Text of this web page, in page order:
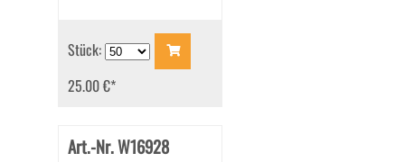
Stück:
25.00 €*
Art.-Nr. W16928